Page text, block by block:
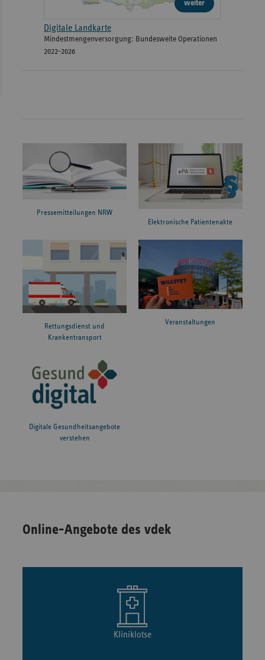
weiter
Digitale Landkarte
Mindestmengenversorgung: Bundesweite Operationen
2022-2026
Pressemitteilungen NRW
Elektronische Patientenakte
Rettungsdienst und
Krankentransport
Veranstaltungen
Digitale Gesundheitsangebote
verstehen
Online-Angebote des vdek
Kliniklotse